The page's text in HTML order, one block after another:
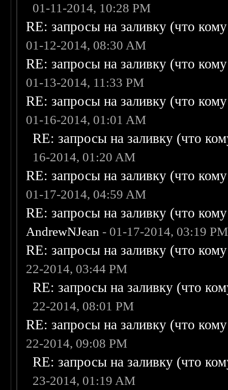
01-11-2014, 10:28 PM
RE: запросы на заливку (что
01-12-2014, 08:30 AM
RE: запросы на заливку (что
01-13-2014, 11:33 PM
RE: запросы на заливку (что
01-16-2014, 01:01 AM
RE: запросы на заливку (что
16-2014, 01:20 AM
RE: запросы на заливку (что
01-17-2014, 04:59 AM
RE: запросы на заливку (что
AndrewNJean - 01-17-2014, 03:19 PM
RE: запросы на заливку (что
22-2014, 03:44 PM
RE: запросы на заливку (что
22-2014, 08:01 PM
RE: запросы на заливку (что
22-2014, 09:08 PM
RE: запросы на заливку (что
23-2014, 01:19 AM